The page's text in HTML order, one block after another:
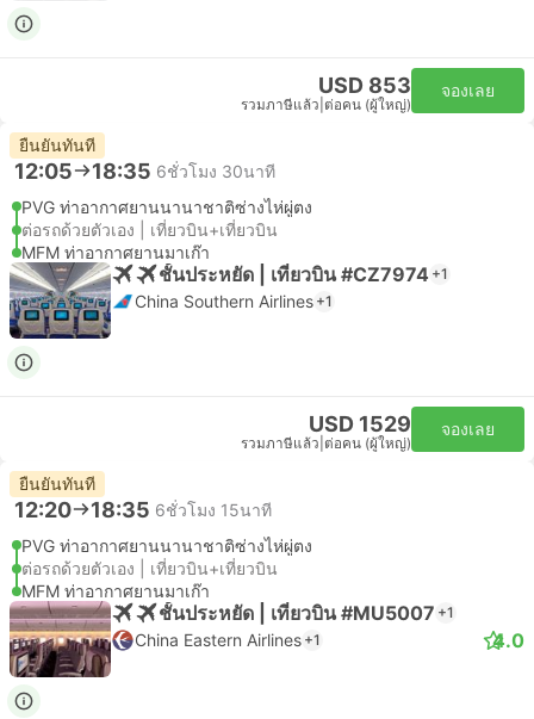
USD 853
รวมภาษีแล้ว ต่อคน (ผู้ใหญ่)
จองเลย
ยืนยันทันที
12:05 18:35 6ชั่วโมง 30นาที
PVG ท่าอากาศยานนานาชาติซ่างไห่ผู่ตง
ต่อรถด้วยตัวเอง | เที่ยวบิน+เที่ยวบิน
MFM ท่าอากาศยานมาเก๊า
ชั้นประหยัด | เที่ยวบิน #CZ7974 +1
China Southern Airlines +1
USD 1529
รวมภาษีแล้ว ต่อคน (ผู้ใหญ่)
จองเลย
ยืนยันทันที
12:20 18:35 6ชั่วโมง 15นาที
PVG ท่าอากาศยานนานาชาติซ่างไห่ผู่ตง
ต่อรถด้วยตัวเอง | เที่ยวบิน+เที่ยวบิน
MFM ท่าอากาศยานมาเก๊า
ชั้นประหยัด | เที่ยวบิน #MU5007 +1
China Eastern Airlines +1 4.0